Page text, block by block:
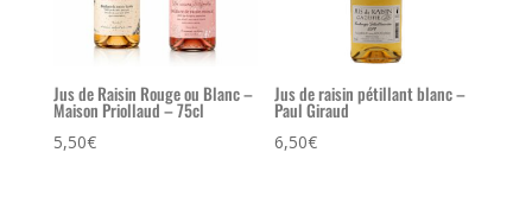
Jus de Raisin Rouge ou Blanc –
Maison Priollaud – 75cl
5,50€
Jus de raisin pétillant blanc –
Paul Giraud
6,50€